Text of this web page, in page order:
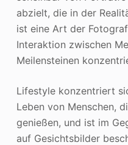
abzielt, die in der
ist eine Art der
Interaktion zwischen
Meilensteinen
Lifestyle konzentriert
Leben von Menschen,
genießen, und ist im
auf Gesichtsbilder